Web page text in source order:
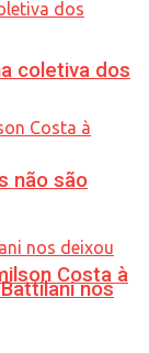
Costa à
coletiva dos
não são
nos